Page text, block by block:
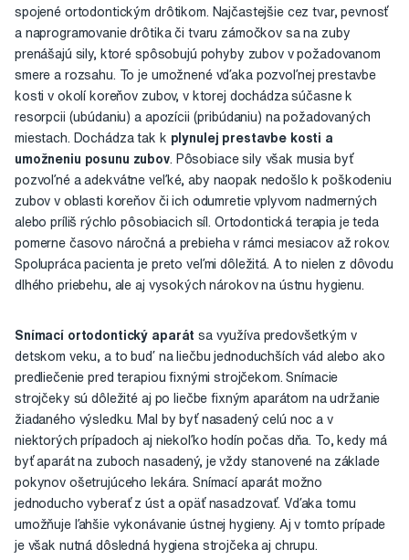
spojené ortodontickým drôtikom. Najčastejšie cez tvar, pevnosť
a naprogramovanie drôtika či tvaru zámočkov sa na zuby
prenášajú sily, ktoré spôsobujú pohyby zubov v požadovanom
smere a rozsahu. To je umožnené vďaka pozvoľnej prestavbe
kosti v okolí koreňov zubov, v ktorej dochádza súčasne k
resorpcii (ubúdaniu) a apozícii (pribúdaniu) na požadovaných
miestach. Dochádza tak k plynulej prestavbe kosti a
umožneniu posunu zubov. Pôsobiace sily však musia byť
pozvoľné a adekvátne veľké, aby naopak nedošlo k poškodeniu
zubov v oblasti koreňov či ich odumretie vplyvom nadmerných
alebo príliš rýchlo pôsobiacich síl. Ortodontická terapia je teda
pomerne časovo náročná a prebieha v rámci mesiacov až rokov.
Spolupráca pacienta je preto veľmi dôležitá. A to nielen z dôvodu
dlhého priebehu, ale aj vysokých nárokov na ústnu hygienu.
Snímací ortodontický aparát sa využíva predovšetkým v
detskom veku, a to buď na liečbu jednoduchších vád alebo ako
predliečenie pred terapiou fixnými strojčekom. Snímacie
strojčeky sú dôležité aj po liečbe fixným aparátom na udržanie
žiadaného výsledku. Mal by byť nasadený celú noc a v
niektorých prípadoch aj niekoľko hodín počas dňa. To, kedy má
byť aparát na zuboch nasadený, je vždy stanovené na základe
pokynov ošetrujúceho lekára. Snímací aparát možno
jednoducho vyberať z úst a opäť nasadzovať. Vďaka tomu
umožňuje ľahšie vykonávanie ústnej hygieny. Aj v tomto prípade
je však nutná dôsledná hygiena strojčeka aj chrupu.